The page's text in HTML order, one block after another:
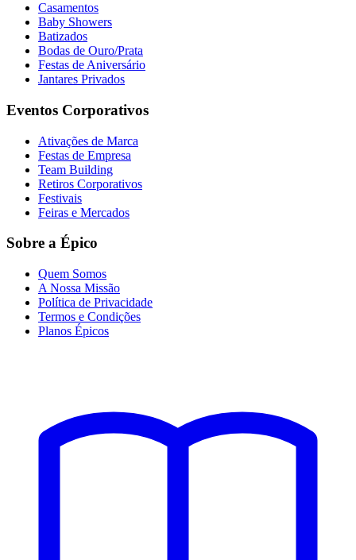
Casamentos
Baby Showers
Batizados
Bodas de Ouro/Prata
Festas de Aniversário
Jantares Privados
Eventos Corporativos
Ativações de Marca
Festas de Empresa
Team Building
Retiros Corporativos
Festivais
Feiras e Mercados
Sobre a Épico
Quem Somos
A Nossa Missão
Política de Privacidade
Termos e Condições
Planos Épicos